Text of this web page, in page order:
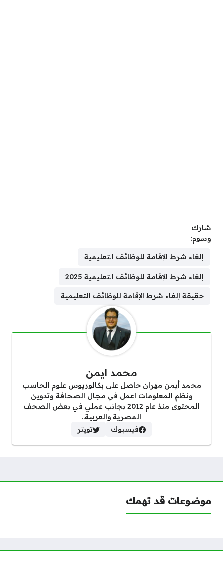
شارك
وسوم:
إلغاء شرط الإقامة للوظائف التعليمية
إلغاء شرط الإقامة للوظائف التعليمية 2025
حقيقة إلغاء شرط الإقامة للوظائف التعليمية
محمد ايمن
محمد أيمن مهران حاصل على بكالوريوس علوم الحاسب
ونظم المعلومات اعمل في مجال الصحافة وتدوين
المحتوى منذ عام 2012 بجانب عملي في بعض الصحف
المصرية والعربية..
فيسبوك
تويتر
موضوعات قد تهمك